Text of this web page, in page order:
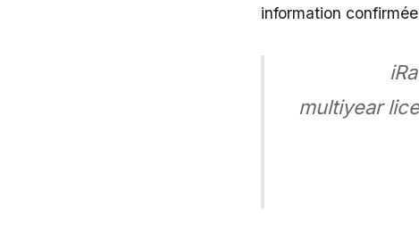
information
multiyear